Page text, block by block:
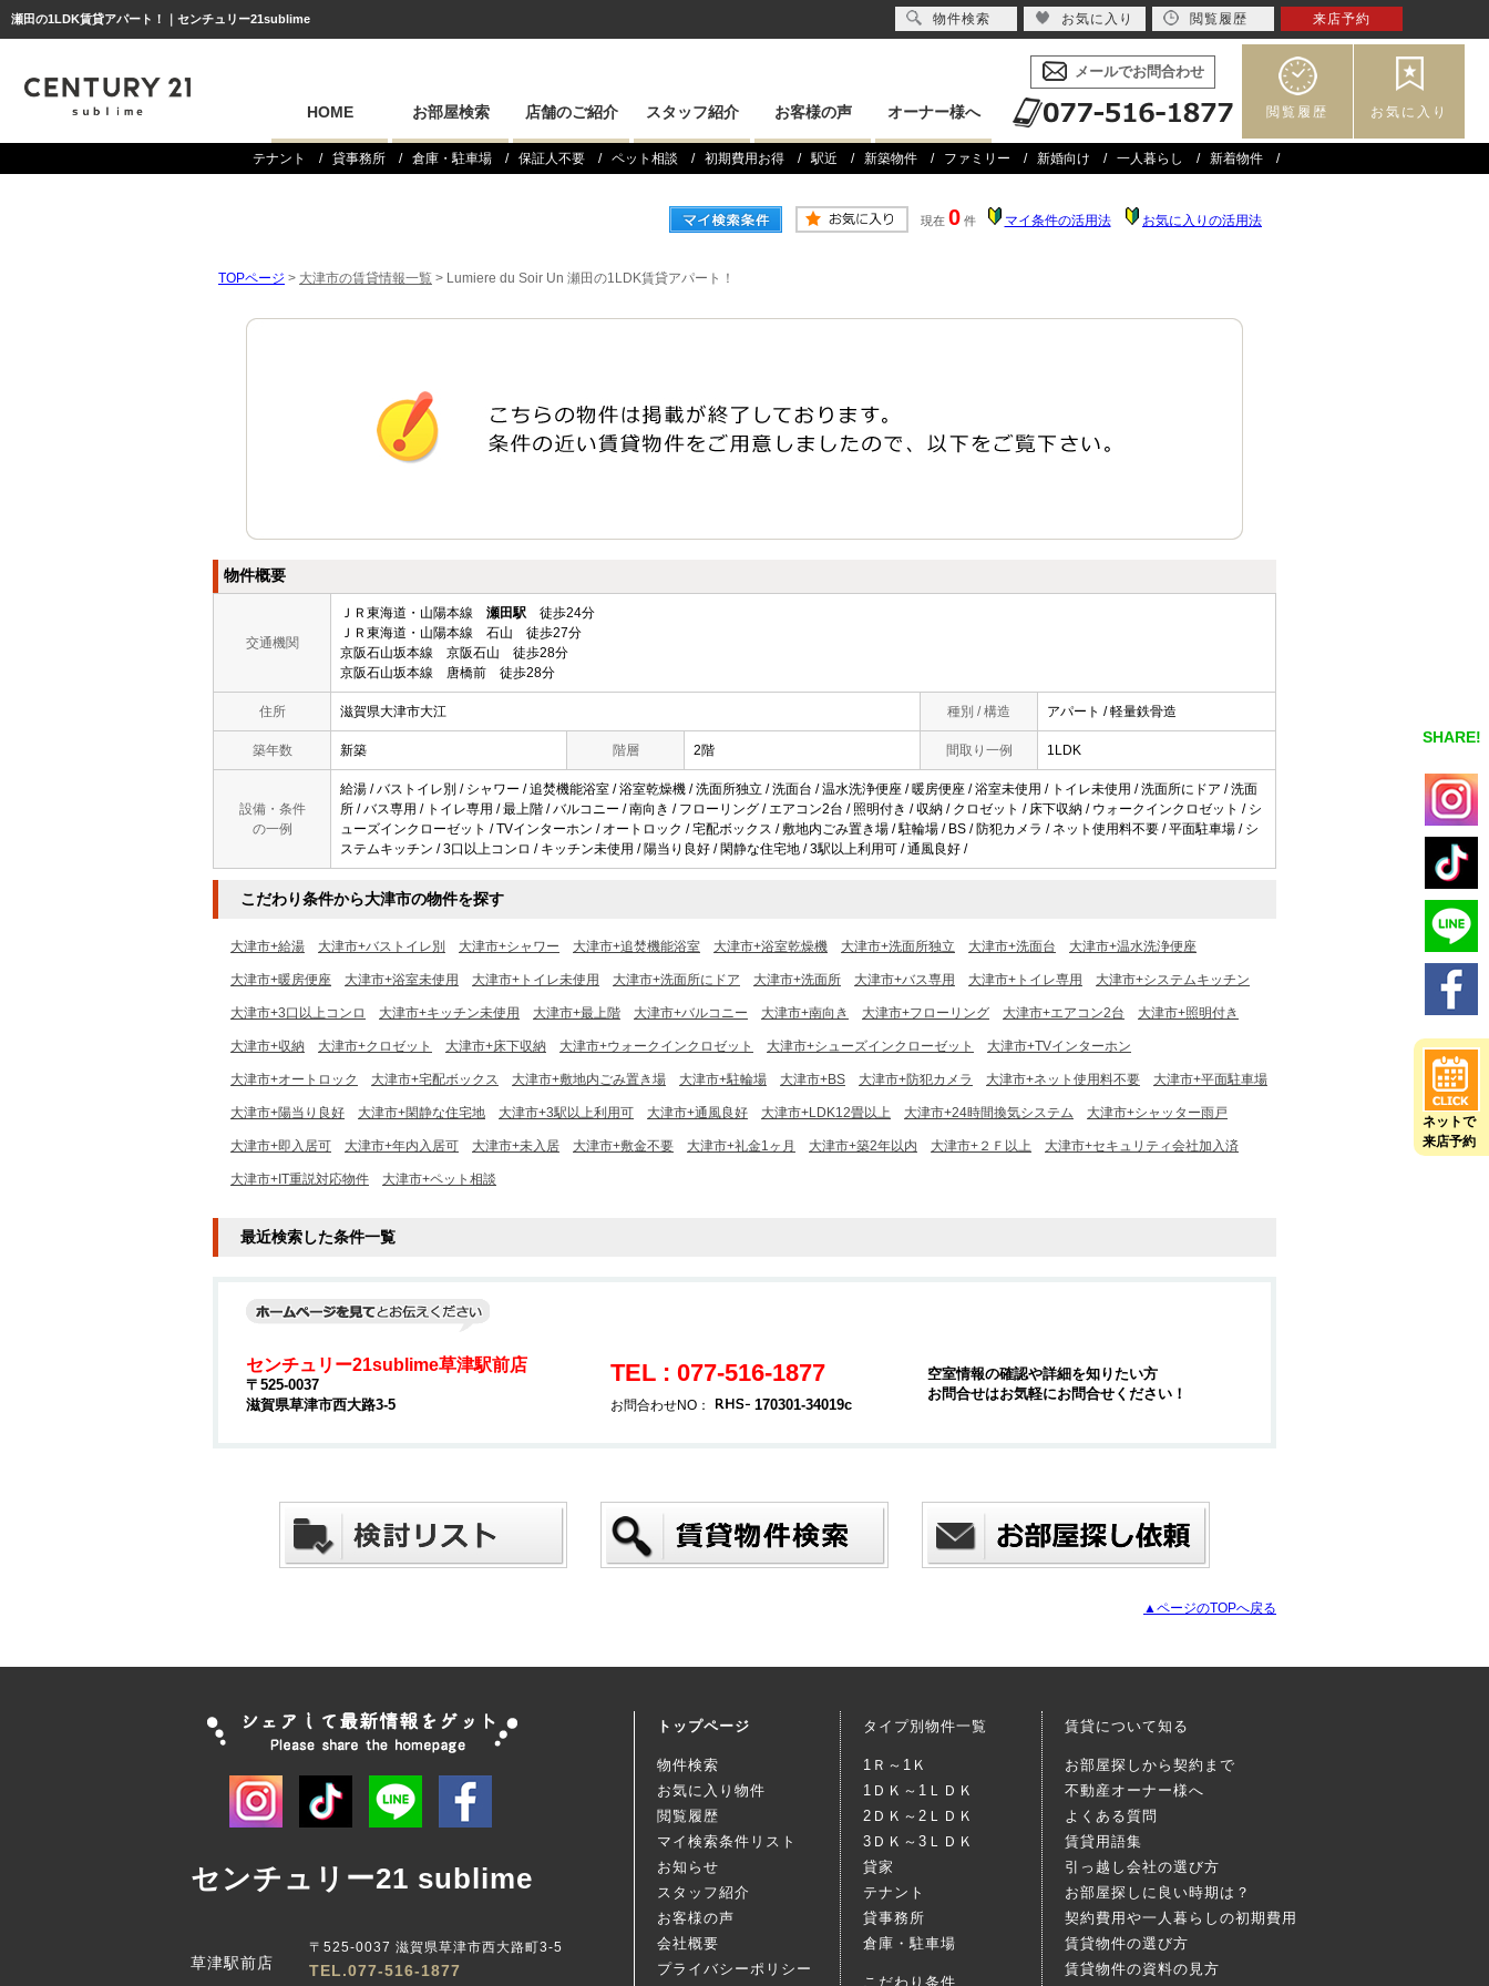
瀬田の1LDK賃貸アパート！｜センチュリー21sublime
HOME お部屋検索 店舗のご紹介 スタッフ紹介 お客様の声 オーナー様へ
メールでお問合わせ
閲覧履歴 お気に入り
テナント 貸事務所 倉庫・駐車場 保証人不要 ペット相談 初期費用お得 駅近 新築物件 ファミリー 新婚向け 一人暮らし 新着物件
SHARE!
ネットで
来店予約
現在 0 件 マイ条件の活用法 お気に入りの活用法
TOPページ > 大津市の賃貸情報一覧 > Lumiere du Soir Un 瀬田の1LDK賃貸アパート！
物件概要
交通機関
ＪＲ東海道・山陽本線 瀬田駅 徒歩24分
ＪＲ東海道・山陽本線 石山 徒歩27分
京阪石山坂本線 京阪石山 徒歩28分
京阪石山坂本線 唐橋前 徒歩28分
住所 滋賀県大津市大江 種別 / 構造 アパート / 軽量鉄骨造
築年数 新築 階層 2階 間取り一例 1LDK
設備・条件
の一例
給湯 / バストイレ別 / シャワー / 追焚機能浴室 / 浴室乾燥機 / 洗面所独立 / 洗面台 / 温水洗浄便座 / 暖房便座 / 浴室未使用 / トイレ未使用 / 洗面所にドア / 洗面
所 / バス専用 / トイレ専用 / 最上階 / バルコニー / 南向き / フローリング / エアコン2台 / 照明付き / 収納 / クロゼット / 床下収納 / ウォークインクロゼット / シ
ューズインクローゼット / TVインターホン / オートロック / 宅配ボックス / 敷地内ごみ置き場 / 駐輪場 / BS / 防犯カメラ / ネット使用料不要 / 平面駐車場 / シ
ステムキッチン / 3口以上コンロ / キッチン未使用 / 陽当り良好 / 閑静な住宅地 / 3駅以上利用可 / 通風良好 /
こだわり条件から大津市の物件を探す
大津市+給湯 大津市+バストイレ別 大津市+シャワー 大津市+追焚機能浴室 大津市+浴室乾燥機 大津市+洗面所独立 大津市+洗面台 大津市+温水洗浄便座
大津市+暖房便座 大津市+浴室未使用 大津市+トイレ未使用 大津市+洗面所にドア 大津市+洗面所 大津市+バス専用 大津市+トイレ専用 大津市+システムキッチン
大津市+3口以上コンロ 大津市+キッチン未使用 大津市+最上階 大津市+バルコニー 大津市+南向き 大津市+フローリング 大津市+エアコン2台 大津市+照明付き
大津市+収納 大津市+クロゼット 大津市+床下収納 大津市+ウォークインクロゼット 大津市+シューズインクローゼット 大津市+TVインターホン
大津市+オートロック 大津市+宅配ボックス 大津市+敷地内ごみ置き場 大津市+駐輪場 大津市+BS 大津市+防犯カメラ 大津市+ネット使用料不要 大津市+平面駐車場
大津市+陽当り良好 大津市+閑静な住宅地 大津市+3駅以上利用可 大津市+通風良好 大津市+LDK12畳以上 大津市+24時間換気システム 大津市+シャッター雨戸
大津市+即入居可 大津市+年内入居可 大津市+未入居 大津市+敷金不要 大津市+礼金1ヶ月 大津市+築2年以内 大津市+２Ｆ以上 大津市+セキュリティ会社加入済
大津市+IT重説対応物件 大津市+ペット相談
最近検索した条件一覧
センチュリー21sublime草津駅前店
〒525-0037
滋賀県草津市西大路3-5
TEL : 077-516-1877
お問合わせNO： 170301-34019c
空室情報の確認や詳細を知りたい方
お問合せはお気軽にお問合せください！
▲ページのTOPへ戻る
センチュリー21 sublime
草津駅前店
〒525-0037 滋賀県草津市西大路町3-5
TEL.077-516-1877
トップページ
物件検索
お気に入り物件
閲覧履歴
マイ検索条件リスト
お知らせ
スタッフ紹介
お客様の声
会社概要
プライバシーポリシー
タイプ別物件一覧
1Ｒ～1Ｋ
1ＤＫ～1ＬＤＫ
2ＤＫ～2ＬＤＫ
3ＤＫ～3ＬＤＫ
貸家
テナント
貸事務所
倉庫・駐車場
こだわり条件
賃貸について知る
お部屋探しから契約まで
不動産オーナー様へ
よくある質問
賃貸用語集
引っ越し会社の選び方
お部屋探しに良い時期は？
契約費用や一人暮らしの初期費用
賃貸物件の選び方
賃貸物件の資料の見方
物件検索 お気に入り 閲覧履歴 来店予約